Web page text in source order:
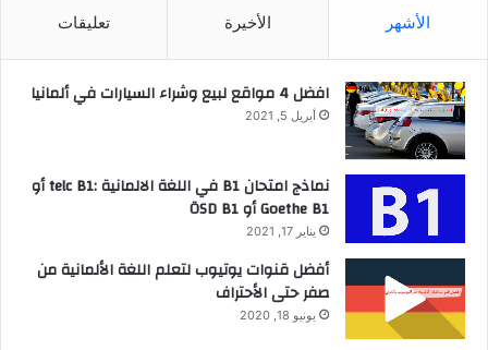
الأشهر الأخيرة تعليقات
افضل 4 مواقع لبيع وشراء السيارات في ألمانيا
أبريل 5, 2021
نماذج امتحان B1 في اللغة الالمانية :telc B1 أو
Goethe B1 أو ÖSD B1
يناير 17, 2021
أفضل قنوات يوتيوب لتعلم اللغة الألمانية من
صفر حتى الأحتراف
يونيو 18, 2020